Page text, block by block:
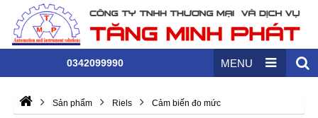
0342099990 MENU
Sản phẩm Riels Cảm biến đo mức